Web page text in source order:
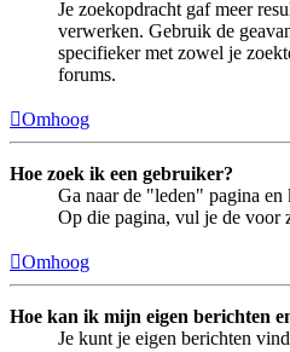
Je zoekopdracht gaf meer
verwerken. Gebruik de
specifieker met zowel je
forums.
Omhoog
Hoe zoek ik een gebruiker?
Ga naar de "leden" pagina
Op die pagina, vul je de voor
Omhoog
Hoe kan ik mijn eigen berichten
Je kunt je eigen berichten